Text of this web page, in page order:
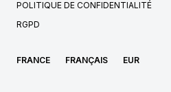
POLITIQUE DE CONFIDENTIALITÉ
RGPD
FRANCE FRANÇAIS EUR